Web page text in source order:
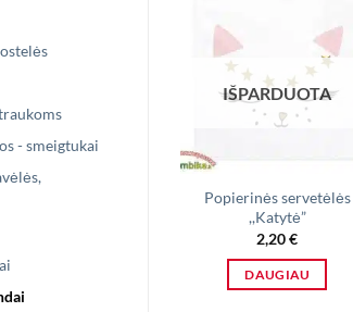
- smeigtukai
IŠPARDUOTA
Popierinės servetėlės
,,Katytė”
2,20€
DAUGIAU